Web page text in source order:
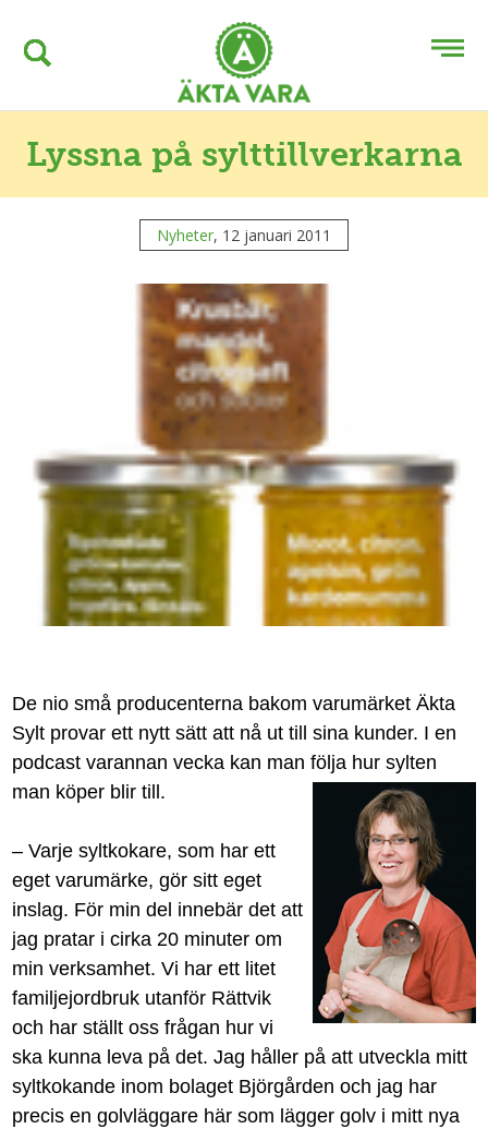
Lyssna på sylttillverkarna
Nyheter, 12 januari 2011
De nio små producenterna bakom varumärket Äkta
Sylt provar ett nytt sätt att nå ut till sina kunder. I en
podcast varannan vecka kan man följa hur sylten
man köper blir till.
– Varje syltkokare, som har ett
eget varumärke, gör sitt eget
inslag. För min del innebär det att
jag pratar i cirka 20 minuter om
min verksamhet. Vi har ett litet
familjejordbruk utanför Rättvik
och har ställt oss frågan hur vi
ska kunna leva på det. Jag håller på att utveckla mitt
syltkokande inom bolaget Björgården och jag har
precis en golvläggare här som lägger golv i mitt nya